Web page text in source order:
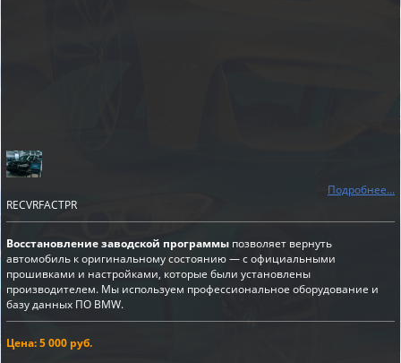
Подробнее...
RECVRFACTPR
Восстановление заводской программы позволяет вернуть
автомобиль к оригинальному состоянию — с официальными
прошивками и настройками, которые были установлены
производителем. Мы используем профессиональное оборудование и
базу данных ПО BMW.
Цена: 5 000 руб.